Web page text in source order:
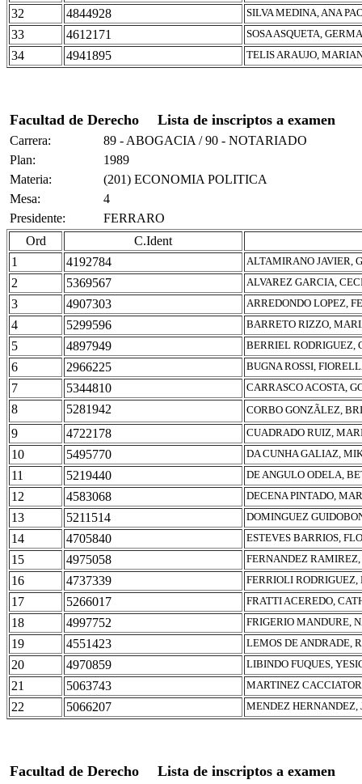
32 4844928 SILVA MEDINA, ANA
33 4612171 SOSA ASQUETA,
34 4941895 TELIS ARAUJO,
Facultad de Derecho Lista de inscriptos a examen
Carrera:
89 - ABOGACIA / 90 - NOTARIADO
Plan:
1989
Materia:
(201) ECONOMIA POLITICA
Mesa:
4
Presidente:
FERRARO
Ord
C.Ident
1
4192784 ALTAMIRANO JAVIER,
2 5369567 ALVAREZ GARCIA,
3 4907303 ARREDONDO LOPEZ,
4 5299596 BARRETO RIZZO,
5 4897949 BERRIEL RODRIGUEZ,
6 2966225 BUGNA ROSSI,
7 5344810 CARRASCO ACOSTA,
8 5281942 CORBO GONZÃLEZ,
9 4722178 CUADRADO RUIZ,
10 5495770 DA CUNHA GALIAZ,
11 5219440 DE ANGULO ODELA,
12 4583068 DECENA PINTADO,
13 5211514 DOMINGUEZ
14 4705840 ESTEVES BARRIOS,
15 4975058 FERNANDEZ
16 4737339 FERRIOLI RODRIGUEZ,
17 5266017 FRATTI ACEREDO,
18 4997752 FRIGERIO MANDURE,
19 4551423 LEMOS DE ANDRADE,
20 4970859 LIBINDO FUQUES,
21 5063743 MARTINEZ
22 5066207 MENDEZ HERNANDEZ,
Facultad de Derecho Lista de inscriptos a examen